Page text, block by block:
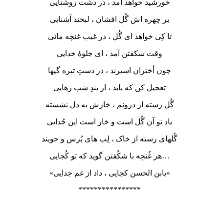
خورشید خواهد آمد ، در دشت روشنایی
بر چهره اش گُل افشان ، لبخند آشنایی
تا کِی خواهد ای گُل ، در غیب غنچه مانی
وقت شکفتن آمد ، ای جلوۀ خدایی
چون أختران اسیرند ، در دستِ تیره گیها
تعجیل کن که یابد ، از بندِ شب رهایی
گُل رسته از درونم ، خارش به دل نشسته
یاد تو آن گُل است و خار است این جُدایی
گُلهای رسته از خاک ، لِب های پُرس و جویند
هر غُنچه با شکُفتن گوید که تو کُجایی…
«یابن الحسن کجایی ، داد از غم جدایی»
****************